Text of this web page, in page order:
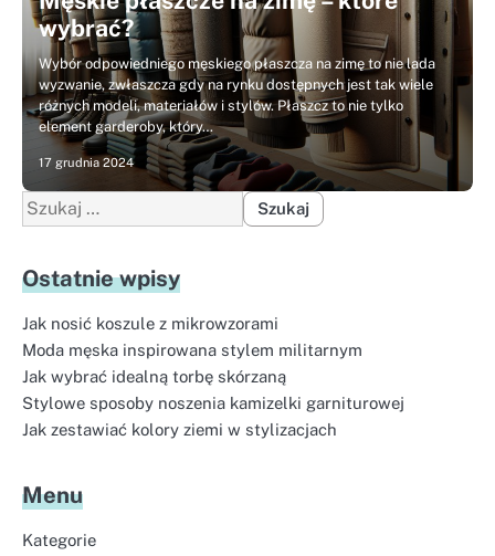
wybrać?
Wybór odpowiedniego męskiego płaszcza na zimę to nie lada
wyzwanie, zwłaszcza gdy na rynku dostępnych jest tak wiele
różnych modeli, materiałów i stylów. Płaszcz to nie tylko
element garderoby, który…
17 grudnia 2024
Szukaj:
Ostatnie wpisy
Jak nosić koszule z mikrowzorami
Moda męska inspirowana stylem militarnym
Jak wybrać idealną torbę skórzaną
Stylowe sposoby noszenia kamizelki garniturowej
Jak zestawiać kolory ziemi w stylizacjach
Menu
Kategorie